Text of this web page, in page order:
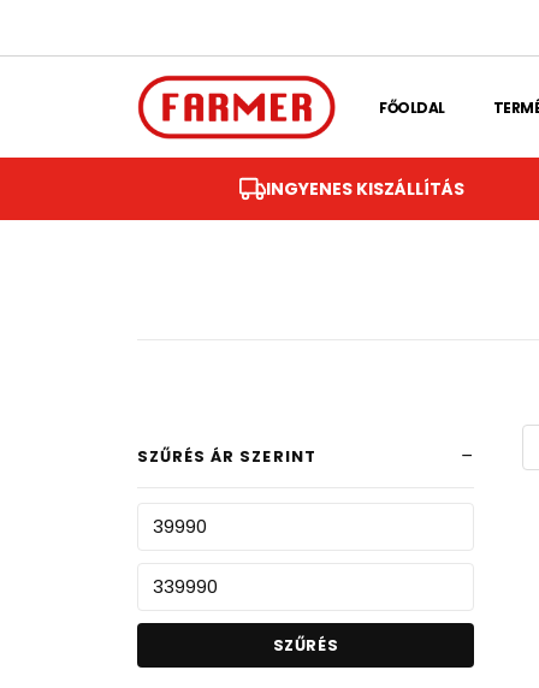
FŐOLDAL
INGYENES KISZÁLLÍTÁS
SZŰRÉS ÁR SZERINT
SZŰRÉS